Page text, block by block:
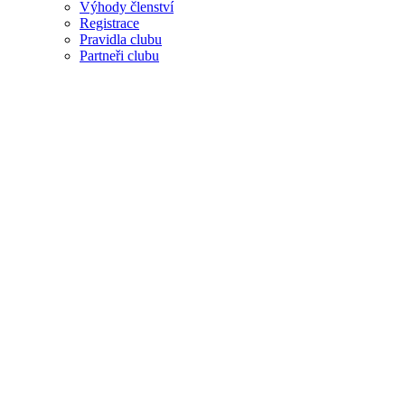
Výhody členství
Registrace
Pravidla clubu
Partneři clubu